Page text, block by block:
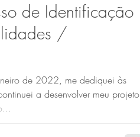
de Identificação
/
de 2022, me dediquei às
a desenvolver meu projeto